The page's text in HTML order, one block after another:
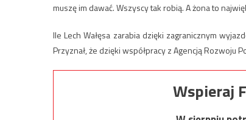
muszę im dawać. Wszyscy tak robią. A żona to
Ile Lech Wałęsa zarabia dzięki zagranicznym
Przyznał, że dzięki współpracy z Agencją Rozwoju
Wspieraj